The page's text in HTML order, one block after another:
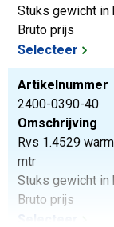
Stuks gewicht in
Bruto prijs
Selecteer
Artikelnummer
2400-0390-40
Omschrijving
Rvs 1.4529
mtr
Stuks gewicht in
Bruto prijs
Selecteer